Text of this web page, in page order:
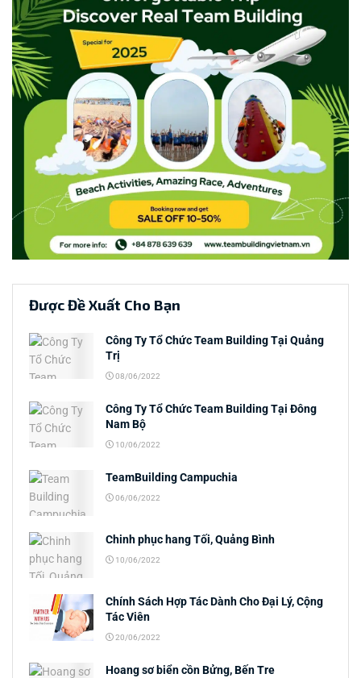
Được Đề Xuất Cho Bạn
Công Ty Tổ Chức Team Building Tại Quảng
Trị
08/06/2022
Công Ty Tổ Chức Team Building Tại Đông
Nam Bộ
10/06/2022
TeamBuilding Campuchia
06/06/2022
Chinh phục hang Tối, Quảng Bình
10/06/2022
Chính Sách Hợp Tác Dành Cho Đại Lý, Cộng
Tác Viên
20/06/2022
Hoang sơ biển cồn Bửng, Bến Tre